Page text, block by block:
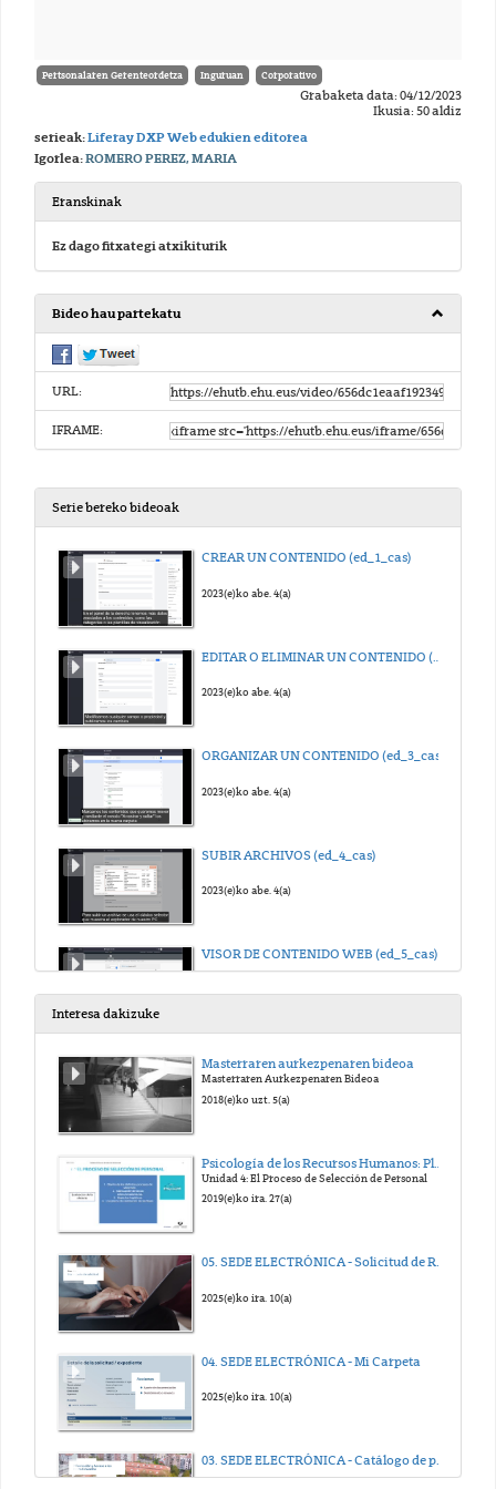
Pertsonalaren Gerenteordetza Inguruan Corporativo
Grabaketa data: 04/12/2023
Ikusia: 50 aldiz
serieak:Liferay DXP Web edukien editorea
Igorlea:ROMERO PEREZ, MARIA
Eranskinak
Ez dago fitxategi atxikiturik
Bideo hau partekatu
URL:
IFRAME:
Serie bereko bideoak
CREAR UN CONTENIDO (ed_1_cas)
2023(e)ko abe. 4(a)
2023(e)ko abe. 4(a)
ORGANIZAR UN CONTENIDO (ed_3_cas)
2023(e)ko abe. 4(a)
SUBIR ARCHIVOS (ed_4_cas)
2023(e)ko abe. 4(a)
VISOR DE CONTENIDO WEB (ed_5_cas)
Interesa dakizuke
Masterraren aurkezpenaren bideoa
Masterraren Aurkezpenaren Bideoa
2018(e)ko uzt. 5(a)
Unidad 4: El Proceso de Selección de Personal
2019(e)ko ira. 27(a)
05. SEDE ELECTRÓNICA - Solicitud de Registro electrónico
2025(e)ko ira. 10(a)
04. SEDE ELECTRÓNICA - Mi Carpeta
2025(e)ko ira. 10(a)
03. SEDE ELECTRÓNICA - Catálogo de procedimientos